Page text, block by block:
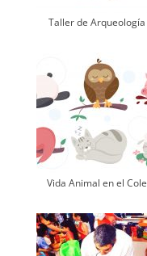
Taller de Arqueología
Vida Animal en el Cole